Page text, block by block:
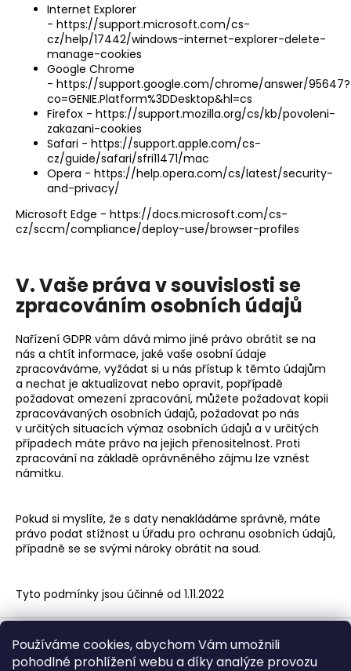
Používáme cookies, abychom Vám umožnili
pohodlné prohlížení webu a díky analýze provozu
Internet Explorer
- https://support.microsoft.com/cs-
cz/help/17442/windows-internet-explorer-delete-
manage-cookies
Google Chrome
- https://support.google.com/chrome/answer/95647?
co=GENIE.Platform%3DDesktop&hl=cs
Firefox - https://support.mozilla.org/cs/kb/povoleni-
zakazani-cookies
Safari - https://support.apple.com/cs-
cz/guide/safari/sfri11471/mac
Opera - https://help.opera.com/cs/latest/security-
and-privacy/
Microsoft Edge - https://docs.microsoft.com/cs-
cz/sccm/compliance/deploy-use/browser-profiles
V. Vaše práva v souvislosti se
zpracováním osobních údajů
Nařízení GDPR vám dává mimo jiné právo obrátit se na
nás a chtít informace, jaké vaše osobní údaje
zpracováváme, vyžádat si u nás přístup k těmto údajům
a nechat je aktualizovat nebo opravit, popřípadě
požadovat omezení zpracování, můžete požadovat kopii
zpracovávaných osobních údajů, požadovat po nás
v určitých situacích výmaz osobních údajů a v určitých
případech máte právo na jejich přenositelnost. Proti
zpracování na základě oprávněného zájmu lze vznést
námitku.
Pokud si myslíte, že s daty nenakládáme správně, máte
právo podat stížnost u Úřadu pro ochranu osobních údajů,
případně se se svými nároky obrátit na soud.
Tyto podmínky jsou účinné od 1.11.2022
Z